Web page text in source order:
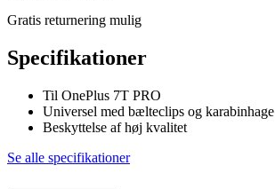
Gratis returnering mulig
Specifikationer
Til OnePlus 7T PRO
Universel med bælteclips og karabinhage
Beskyttelse af høj kvalitet
Se alle specifikationer